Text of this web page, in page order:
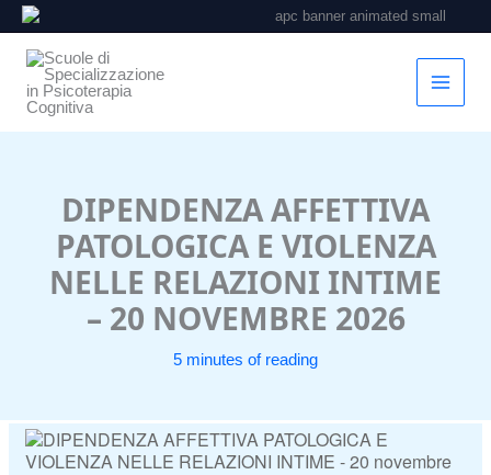
al
contenuto
DIPENDENZA AFFETTIVA
PATOLOGICA E VIOLENZA
NELLE RELAZIONI INTIME
– 20 NOVEMBRE 2026
5 minutes of reading